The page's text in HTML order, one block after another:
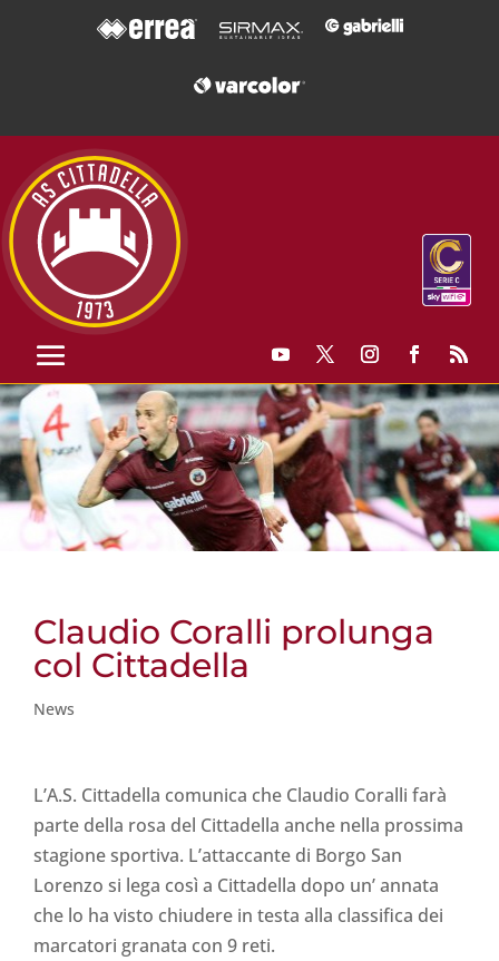
Claudio Coralli prolunga
col Cittadella
News
L’A.S. Cittadella comunica che Claudio Coralli farà
parte della rosa del Cittadella anche nella prossima
stagione sportiva. L’attaccante di Borgo San
Lorenzo si lega così a Cittadella dopo un’ annata
che lo ha visto chiudere in testa alla classifica dei
marcatori granata con 9 reti.